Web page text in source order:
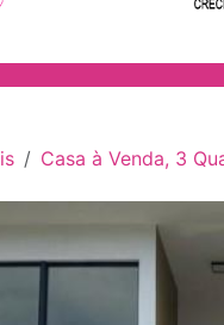
Casa à Venda, 3